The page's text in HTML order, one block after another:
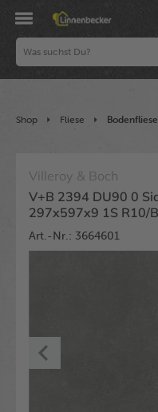
Shop Fliese
Villeroy & Boch
V+B 2394 DU90 0
297x597x9 1S R10/
Art.-Nr.: 3664601